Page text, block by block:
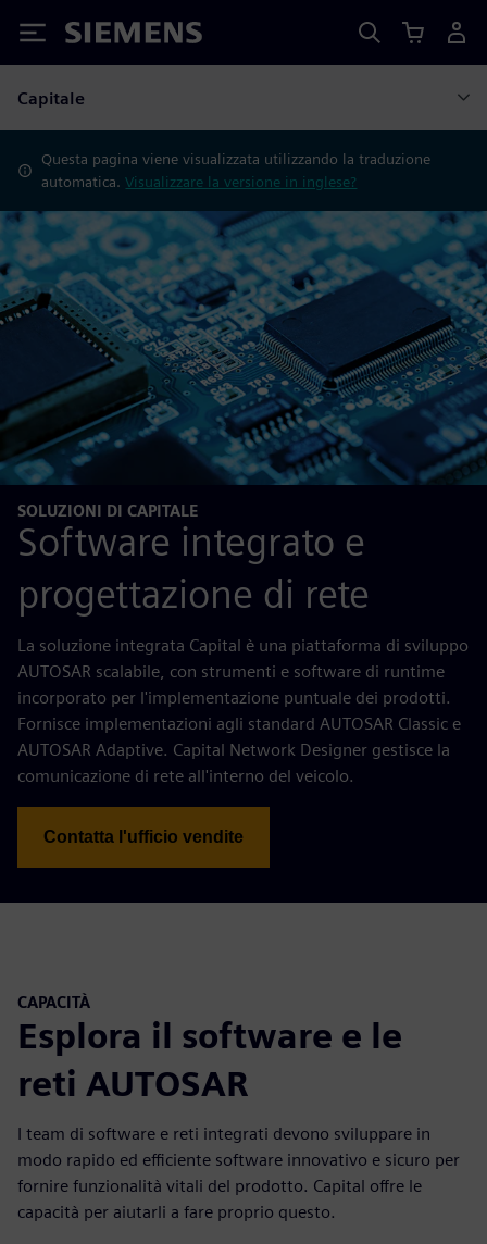
Siemens
Capitale
Questa pagina viene visualizzata utilizzando la traduzione
automatica.Visualizzare la versione in inglese?
SOLUZIONI DI CAPITALE
Software integrato e
progettazione di rete
La soluzione integrata Capital è una piattaforma di sviluppo
AUTOSAR scalabile, con strumenti e software di runtime
incorporato per l'implementazione puntuale dei prodotti.
Fornisce implementazioni agli standard AUTOSAR Classic e
AUTOSAR Adaptive. Capital Network Designer gestisce la
comunicazione di rete all'interno del veicolo.
Contatta l'ufficio vendite
CAPACITÀ
Esplora il software e le
reti AUTOSAR
I team di software e reti integrati devono sviluppare in
modo rapido ed efficiente software innovativo e sicuro per
fornire funzionalità vitali del prodotto. Capital offre le
capacità per aiutarli a fare proprio questo.